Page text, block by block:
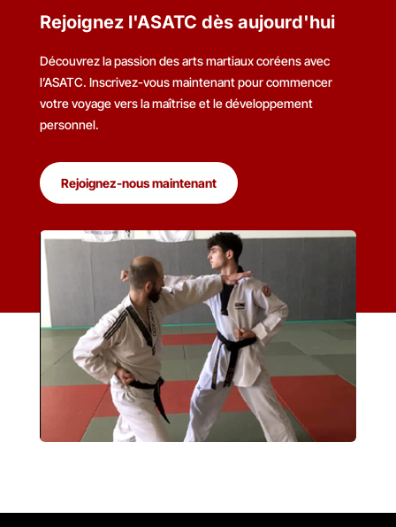
Rejoignez l'ASATC dès aujourd'hui
Découvrez la passion des arts martiaux coréens avec
l’ASATC. Inscrivez-vous maintenant pour commencer
votre voyage vers la maîtrise et le développement
personnel.
Rejoignez-nous maintenant